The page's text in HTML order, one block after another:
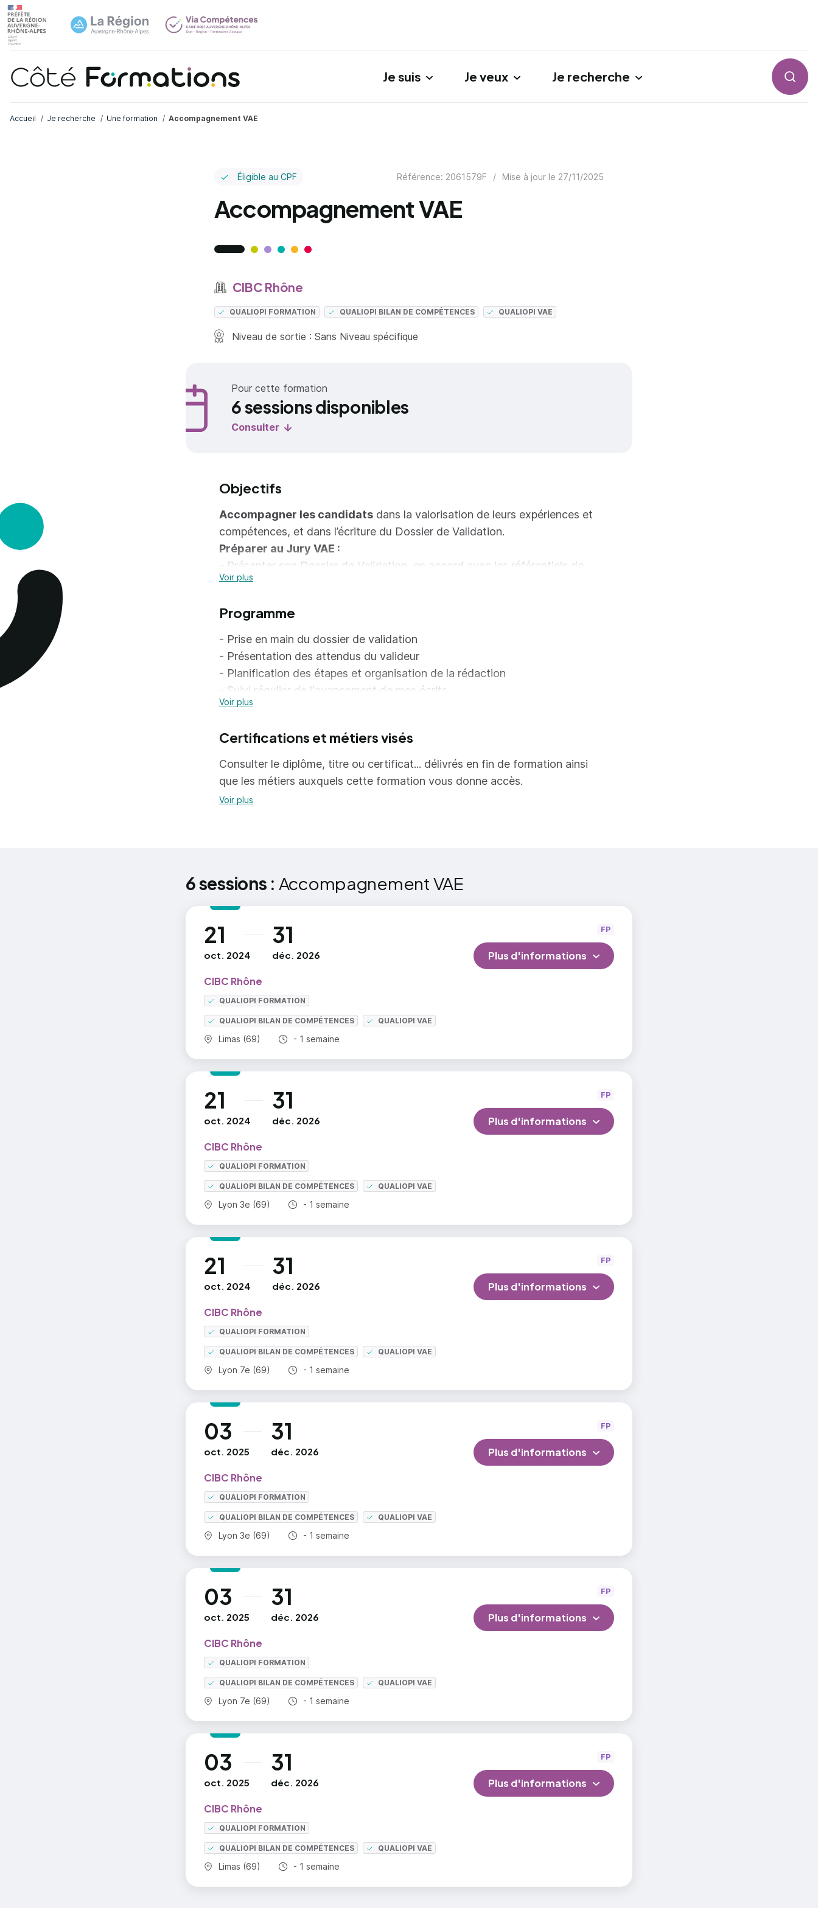
Je suis Je veux Je recherche
Accueil Je recherche Une formation Accompagnement VAE
Éligible au CPF Référence: 2061579F / Mise à jour le 27/11/2025
Accompagnement VAE
CIBC Rhône
QUALIOPI FORMATION QUALIOPI BILAN DE COMPÉTENCES QUALIOPI VAE
Niveau de sortie : Sans Niveau spécifique
Pour cette formation
6 sessions disponibles
Consulter
Objectifs
Accompagner les candidats dans la valorisation de leurs expériences et
compétences, et dans l’écriture du Dossier de Validation.
Préparer au Jury VAE :
- Présenter son Dossier de Validation, en accord avec les référentiels de
compétences et d’activités de la certification visée.
Voir plus
Programme
- Prise en main du dossier de validation
- Présentation des attendus du valideur
- Planification des étapes et organisation de la rédaction
- Suivi régulier de l'avancement de mes écrits
- Aide au choix et à l'analyse des situations d’expériences à mettre en
- Rédaction en accord avec les activités et compétences de la
certification visée
- Préparation à l'entretien devant le jury
Voir plus
Certifications et métiers visés
Consulter le diplôme, titre ou certificat... délivrés en fin de formation ainsi
que les métiers auxquels cette formation vous donne accès.
Voir plus
6 sessions : Accompagnement VAE
21
oct. 2024
au 31
déc. 2026
CIBC Rhône
QUALIOPI FORMATION
QUALIOPI BILAN DE COMPÉTENCES QUALIOPI VAE
Commune :
Limas (69) Durée totale :
- 1 semaine
FP
Plus d'informations
21
oct. 2024
au 31
déc. 2026
CIBC Rhône
QUALIOPI FORMATION
QUALIOPI BILAN DE COMPÉTENCES QUALIOPI VAE
Commune :
Lyon 3e (69) Durée totale :
- 1 semaine
FP
Plus d'informations
21
oct. 2024
au 31
déc. 2026
CIBC Rhône
QUALIOPI FORMATION
QUALIOPI BILAN DE COMPÉTENCES QUALIOPI VAE
Commune :
Lyon 7e (69) Durée totale :
- 1 semaine
FP
Plus d'informations
03
oct. 2025
au 31
déc. 2026
CIBC Rhône
QUALIOPI FORMATION
QUALIOPI BILAN DE COMPÉTENCES QUALIOPI VAE
Commune :
Lyon 3e (69) Durée totale :
- 1 semaine
FP
Plus d'informations
03
oct. 2025
au 31
déc. 2026
CIBC Rhône
QUALIOPI FORMATION
QUALIOPI BILAN DE COMPÉTENCES QUALIOPI VAE
Commune :
Lyon 7e (69) Durée totale :
- 1 semaine
FP
Plus d'informations
03
oct. 2025
au 31
déc. 2026
CIBC Rhône
QUALIOPI FORMATION
QUALIOPI BILAN DE COMPÉTENCES QUALIOPI VAE
Commune :
Limas (69) Durée totale :
- 1 semaine
FP
Plus d'informations